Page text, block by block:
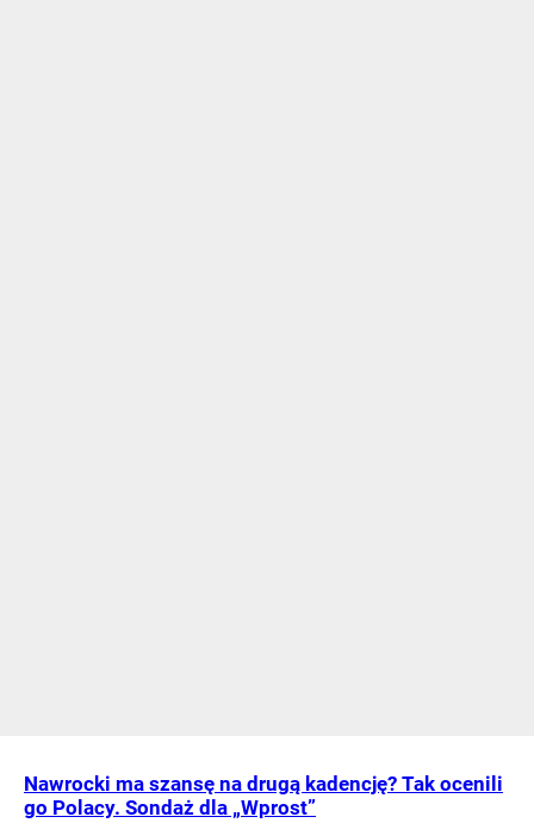
Nawrocki ma szansę na drugą kadencję? Tak ocenili
go Polacy. Sondaż dla „Wprost”